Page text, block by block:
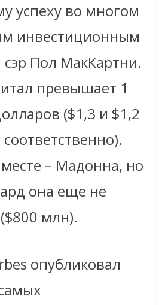
успеху во многом
инвестиционным
сэр Пол МакКартни.
превышает 1
($1,3 и $1,2
– Мадонна, но
она еще не
млн).
опубликовал